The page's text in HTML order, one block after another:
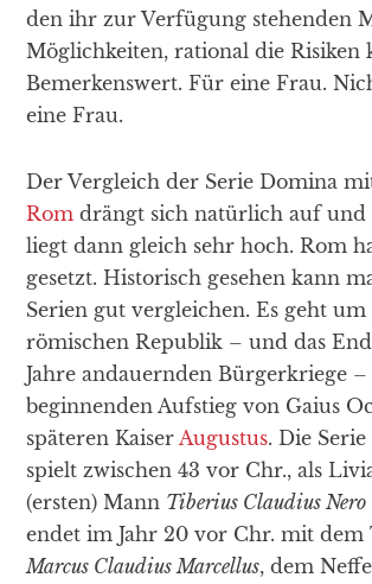
den ihr zur Verfügung stehenden
Möglichkeiten, rational die Risiken
Bemerkenswert. Für eine Frau.
eine Frau.
Der Vergleich der Serie Domina
Rom drängt sich natürlich auf und
liegt dann gleich sehr hoch. Rom
gesetzt. Historisch gesehen kann
Serien gut vergleichen. Es geht um
römischen Republik – und das
Jahre andauernden Bürgerkriege
beginnenden Aufstieg von Gaius
späteren Kaiser Augustus. Die
spielt zwischen 43 vor Chr., als
(ersten) Mann Tiberius Claudius Nero
endet im Jahr 20 vor Chr. mit dem
Marcus Claudius Marcellus, dem